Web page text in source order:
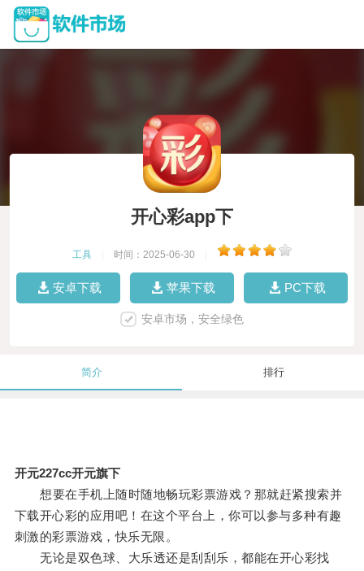
开心彩app下
工具 时间：2025-06-30
安卓下载 苹果下载 PC下载
安卓市场，安全绿色
简介 排行
开元227cc开元旗下
想要在手机上随时随地畅玩彩票游戏？那就赶紧搜索并
下载开心彩的应用吧！在这个平台上，你可以参与多种有趣
刺激的彩票游戏，快乐无限。
无论是双色球、大乐透还是刮刮乐，都能在开心彩找